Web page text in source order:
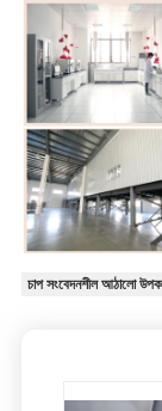
চাপ সংবেদনশীল আঠালো